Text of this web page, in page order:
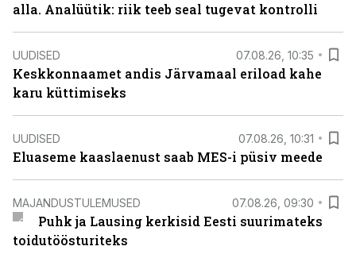
alla. Analüütik: riik teeb seal tugevat kontrolli
UUDISED 07.08.26, 10:35
Keskkonnaamet andis Järvamaal eriload kahe
karu küttimiseks
UUDISED 07.08.26, 10:31
Eluaseme kaaslaenust saab MES-i püsiv meede
MAJANDUSTULEMUSED 07.08.26, 09:30
Puhk ja Lausing kerkisid Eesti suurimateks
toidutöösturiteks